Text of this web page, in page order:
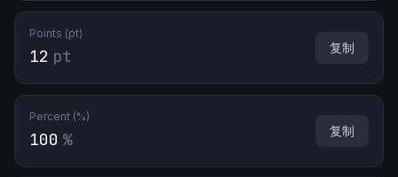
Points (pt)
12 pt 复制
Percent (%)
100 % 复制